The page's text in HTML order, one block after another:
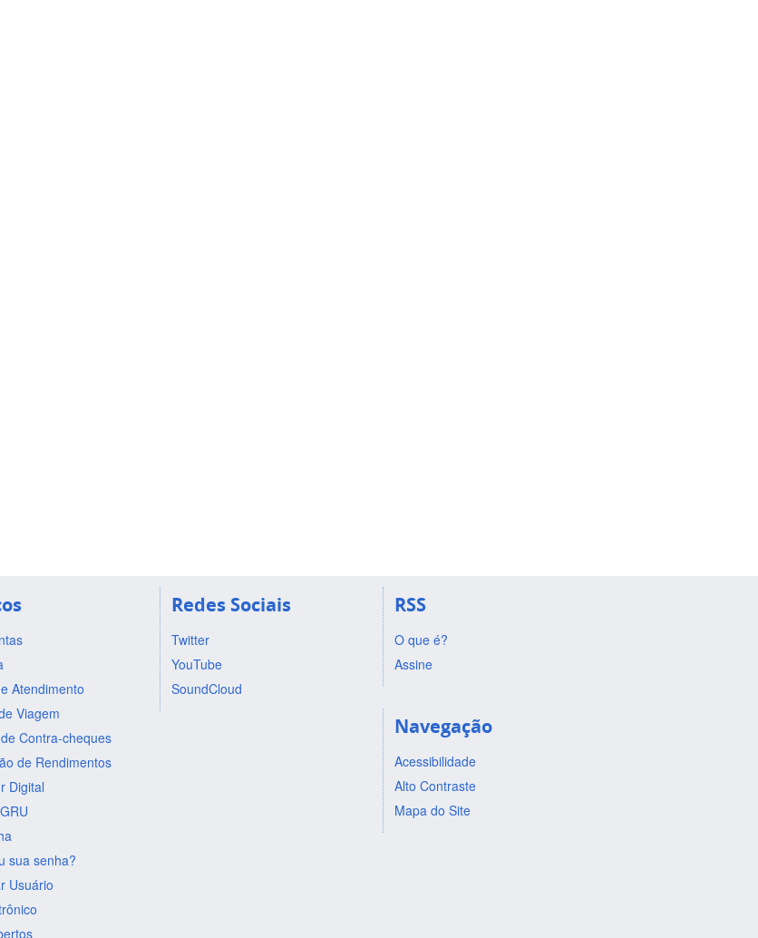
Atendimento
Viagem
Contra-cheques
de Rendimentos
Digital
sua senha?
Usuário
Redes Sociais
Twitter
YouTube
SoundCloud
RSS
O que é?
Assine
Navegação
Acessibilidade
Alto Contraste
Mapa do Site